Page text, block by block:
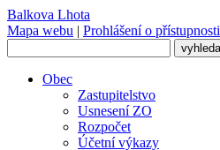
Balkova Lhota
Mapa webu | Prohlášení o přístupnosti
Obec
Zastupitelstvo
Usnesení ZO
Rozpočet
Účetní výkazy